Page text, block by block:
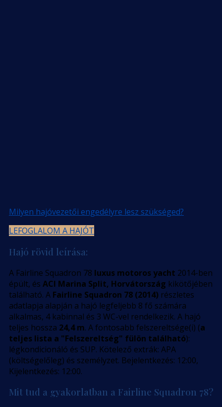
Milyen hajóvezetői engedélyre lesz szükséged?
LEFOGLALOM A HAJÓT
Hajó rövid leírása:
A Fairline Squadron 78 luxus motoros yacht 2014-ben
épült, és ACI Marina Split, Horvátország kikötőjében
található. A Fairline Squadron 78 (2014) részletes
adatlapja alapján a hajó legfeljebb 8 fő számára
alkalmas, 4 kabinnal és 3 WC-vel rendelkezik. A hajó
teljes hossza 24,4 m. A fontosabb felszereltsége(i) (a
teljes lista a "Felszereltség" fülön található):
légkondicionáló és SUP. Kötelező extrák: APA
(költségelőleg) és személyzet. Bejelentkezés: 12:00,
Kijelentkezés: 12:00.
Mit tud a gyakorlatban a Fairline Squadron 78?